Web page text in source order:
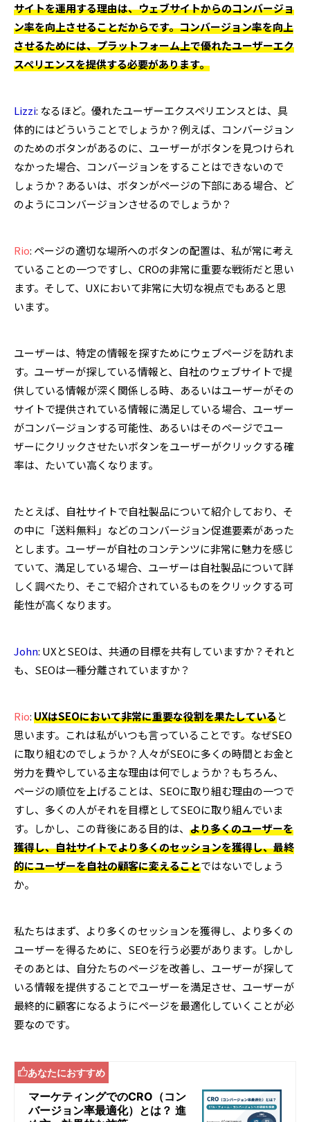
サイトを運用する理由は、ウェブサイトからのコンバージョ
ン率を向上させることだからです。コンバージョン率を向上
させるためには、プラットフォーム上で優れたユーザーエク
スペリエンスを提供する必要があります。
Lizzi: なるほど。優れたユーザーエクスペリエンスとは、具
体的にはどういうことでしょうか？例えば、コンバージョン
のためのボタンがあるのに、ユーザーがボタンを見つけられ
なかった場合、コンバージョンをすることはできないので
しょうか？あるいは、ボタンがページの下部にある場合、ど
のようにコンバージョンさせるのでしょうか？
Rio: ページの適切な場所へのボタンの配置は、私が常に考え
ていることの一つですし、CROの非常に重要な戦術だと思い
ます。そして、UXにおいて非常に大切な視点でもあると思
います。
ユーザーは、特定の情報を探すためにウェブページを訪れま
す。ユーザーが探している情報と、自社のウェブサイトで提
供している情報が深く関係しる時、あるいはユーザーがその
サイトで提供されている情報に満足している場合、ユーザー
がコンバージョンする可能性、あるいはそのページでユー
ザーにクリックさせたいボタンをユーザーがクリックする確
率は、たいてい高くなります。
たとえば、自社サイトで自社製品について紹介しており、そ
の中に「送料無料」などのコンバージョン促進要素があった
とします。ユーザーが自社のコンテンツに非常に魅力を感じ
ていて、満足している場合、ユーザーは自社製品について詳
しく調べたり、そこで紹介されているものをクリックする可
能性が高くなります。
John: UXとSEOは、共通の目標を共有していますか？それと
も、SEOは一種分離されていますか？
Rio:UXはSEOにおいて非常に重要な役割を果たしていると
思います。これは私がいつも言っていることです。なぜSEO
に取り組むのでしょうか？人々がSEOに多くの時間とお金と
労力を費やしている主な理由は何でしょうか？もちろん、
ページの順位を上げることは、SEOに取り組む理由の一つで
すし、多くの人がそれを目標としてSEOに取り組んでいま
す。しかし、この背後にある目的は、 より多くのユーザーを
獲得し、自社サイトでより多くのセッションを獲得し、最終
的にユーザーを自社の顧客に変えることではないでしょう
か。
私たちはまず、より多くのセッションを獲得し、より多くの
ユーザーを得るために、SEOを行う必要があります。しかし
そのあとは、自分たちのページを改善し、ユーザーが探して
いる情報を提供することでユーザーを満足させ、ユーザーが
最終的に顧客になるようにページを最適化していくことが必
要なのです。